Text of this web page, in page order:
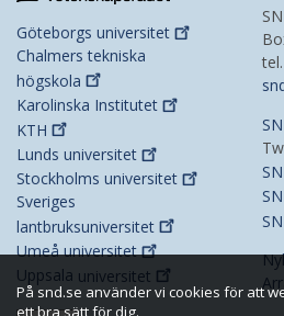
Göteborgs universitet
Chalmers tekniska
högskola
Karolinska Institutet
KTH
Lunds universitet
Stockholms universitet
Sveriges
lantbruksuniversitet
Umeåuniversitet
Uppsala universitet
På snd.se använder vi cookies för att
ett bra sätt för dig.